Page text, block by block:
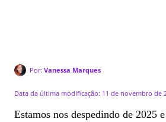
Por: Vanessa Marques
Data da última modificação: 11 de novembro de
Estamos nos despedindo de 2025